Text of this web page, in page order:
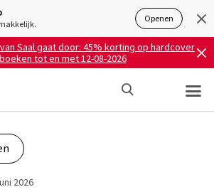
Openen
Saal gaat door: 45% korting op hardcover
tot en met 12-08-2026
2026